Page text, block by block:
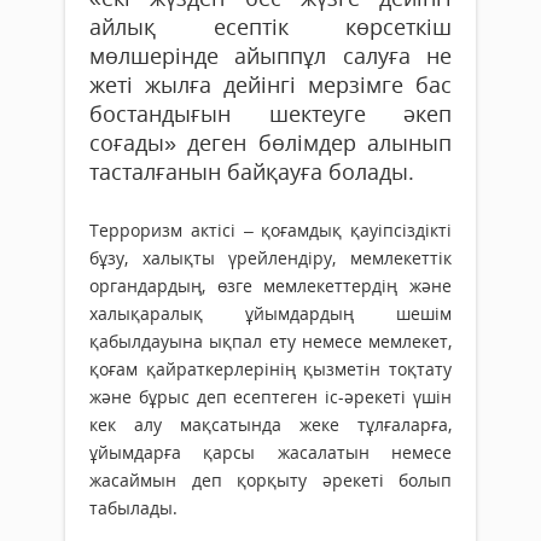
айлық есептік көрсеткіш
мөлшерінде айыппұл салуға не
жеті жылға дейінгі мерзімге бас
бостандығын шектеуге әкеп
соғады» деген бөлімдер алынып
тасталғанын байқауға болады.
Терроризм актісі – қоғамдық қауіпсіздікті
бұзу, халықты үрейлендіру, мемлекеттік
органдардың, өзге мемлекеттердің және
халықаралық ұйымдардың шешім
қабылдауына ықпал ету немесе мемлекет,
қоғам қайраткерлерінің қызметін тоқтату
және бұрыс деп есептеген іс-әрекеті үшін
кек алу мақсатында жеке тұлғаларға,
ұйымдарға қарсы жасалатын немесе
жасаймын деп қорқыту әрекеті болып
табылады.